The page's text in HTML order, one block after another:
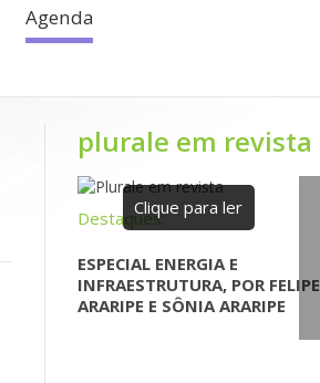
Agenda
plurale em revista
Clique para ler
Destaques:
ESPECIAL ENERGIA E
INFRAESTRUTURA, POR FELIPE
ARARIPE E SÔNIA ARARIPE